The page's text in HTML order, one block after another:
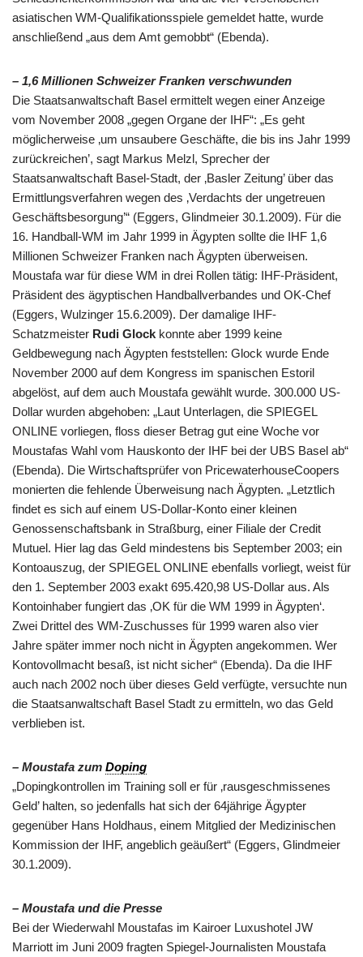
asiatischen WM-Qualifikationsspiele gemeldet hatte, wurde
anschließend „aus dem Amt gemobbt“ (Ebenda).
– 1,6 Millionen Schweizer Franken verschwunden
Die Staatsanwaltschaft Basel ermittelt wegen einer Anzeige
vom November 2008 „gegen Organe der IHF“: „Es geht
möglicherweise ‚um unsaubere Geschäfte, die bis ins Jahr 1999
zurückreichen’, sagt Markus Melzl, Sprecher der
Staatsanwaltschaft Basel-Stadt, der ‚Basler Zeitung’ über das
Ermittlungsverfahren wegen des ‚Verdachts der ungetreuen
Geschäftsbesorgung’“ (Eggers, Glindmeier 30.1.2009). Für die
16. Handball-WM im Jahr 1999 in Ägypten sollte die IHF 1,6
Millionen Schweizer Franken nach Ägypten überweisen.
Moustafa war für diese WM in drei Rollen tätig: IHF-Präsident,
Präsident des ägyptischen Handballverbandes und OK-Chef
(Eggers, Wulzinger 15.6.2009). Der damalige IHF-
Schatzmeister Rudi Glock konnte aber 1999 keine
Geldbewegung nach Ägypten feststellen: Glock wurde Ende
November 2000 auf dem Kongress im spanischen Estoril
abgelöst, auf dem auch Moustafa gewählt wurde. 300.000 US-
Dollar wurden abgehoben: „Laut Unterlagen, die SPIEGEL
ONLINE vorliegen, floss dieser Betrag gut eine Woche vor
Moustafas Wahl vom Hauskonto der IHF bei der UBS Basel ab“
(Ebenda). Die Wirtschaftsprüfer von PricewaterhouseCoopers
monierten die fehlende Überweisung nach Ägypten. „Letztlich
findet es sich auf einem US-Dollar-Konto einer kleinen
Genossenschaftsbank in Straßburg, einer Filiale der Credit
Mutuel. Hier lag das Geld mindestens bis September 2003; ein
Kontoauszug, der SPIEGEL ONLINE ebenfalls vorliegt, weist für
den 1. September 2003 exakt 695.420,98 US-Dollar aus. Als
Kontoinhaber fungiert das ‚OK für die WM 1999 in Ägypten‘.
Zwei Drittel des WM-Zuschusses für 1999 waren also vier
Jahre später immer noch nicht in Ägypten angekommen. Wer
Kontovollmacht besaß, ist nicht sicher“ (Ebenda). Da die IHF
auch nach 2002 noch über dieses Geld verfügte, versuchte nun
die Staatsanwaltschaft Basel Stadt zu ermitteln, wo das Geld
verblieben ist.
– Moustafa zum Doping
„Dopingkontrollen im Training soll er für ‚rausgeschmissenes
Geld’ halten, so jedenfalls hat sich der 64jährige Ägypter
gegenüber Hans Holdhaus, einem Mitglied der Medizinischen
Kommission der IHF, angeblich geäußert“ (Eggers, Glindmeier
30.1.2009).
– Moustafa und die Presse
Bei der Wiederwahl Moustafas im Kairoer Luxushotel JW
Marriott im Juni 2009 fragten Spiegel-Journalisten Moustafa